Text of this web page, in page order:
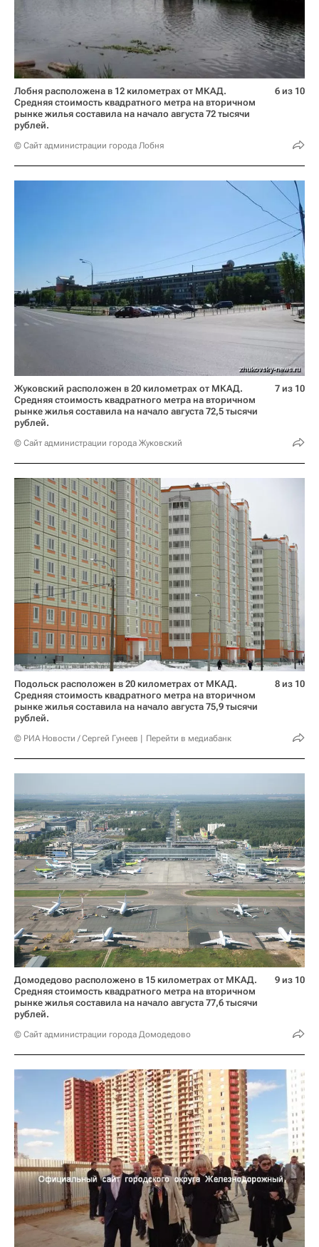
Лобня расположена в 12 километрах от МКАД.
Средняя стоимость квадратного метра на вторичном
рынке жилья составила на начало августа 72 тысячи
рублей.
© Сайт администрации города Лобня
6 из 10
Жуковский расположен в 20 километрах от МКАД.
Средняя стоимость квадратного метра на вторичном
рынке жилья составила на начало августа 72,5 тысячи
рублей.
© Сайт администрации города Жуковский
7 из 10
Подольск расположен в 20 километрах от МКАД.
Средняя стоимость квадратного метра на вторичном
рынке жилья составила на начало августа 75,9 тысячи
рублей.
© РИА Новости / Сергей Гунеев Перейти в медиабанк
8 из 10
Домодедово расположено в 15 километрах от МКАД.
Средняя стоимость квадратного метра на вторичном
рынке жилья составила на начало августа 77,6 тысячи
рублей.
© Сайт администрации города Домодедово
9 из 10